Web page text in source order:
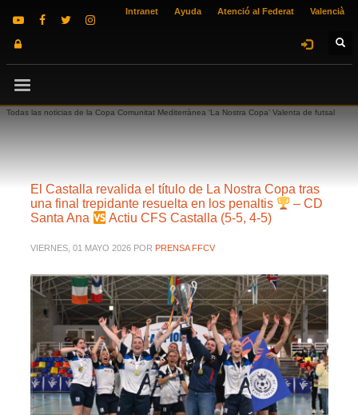
Intranet Ayuda Atenció al Federat Valencià
Todas las noticias de la Copa Comunitat Mediterrànea ‘La Nostra Copa’ Valenta de futsal
El Castalla revalida el título de La Nostra Copa tras
una final trepidante resuelta en los penaltis
– CD
Santa Ana
Actiu CFS Castalla (5-5, 4-5)
VIERNES, 01 MAYO 2026 POR PRENSA FFCV